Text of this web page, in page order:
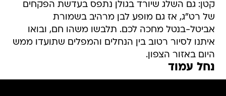
קטן: גם השלג שיורד בגולן נתפס בעדשת הפקחים
של רט"ג, אז גם מופע לבן מרהיב בשמורת
אביטל-בנטל מחכה לכם. תלבשו משהו חם, ובואו
איתנו לסיור רטוב בין הנחלים והמפלים שתועדו ממש
היום באזור הצפון.
נחל עמוד